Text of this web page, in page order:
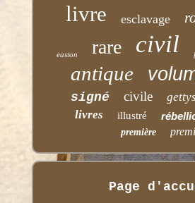
livre esclavage
easton rare civil
antique
signé civile
livres illustré
première
Page